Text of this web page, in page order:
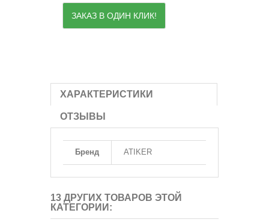
ЗАКАЗ В ОДИН КЛИК!
ХАРАКТЕРИСТИКИ
ОТЗЫВЫ
Бренд ATIKER
13 ДРУГИХ ТОВАРОВ ЭТОЙ
КАТЕГОРИИ: